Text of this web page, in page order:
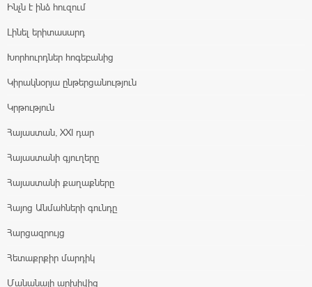
Ինչն է ինձ հուզում
Լինել երիտասարդ
Խորհուրդներ հոգեբանից
Կիրակնօրյա ընթերցանություն
Կրթություն
Հայաստան, XXI դար
Հայաստանի գյուղերը
Հայաստանի քաղաքները
Հայոց Անմահների գունդը
Հարցազրույց
Հետաքրքիր մարդիկ
Մանանայի արխիվից